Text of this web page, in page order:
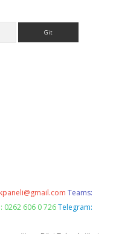
Teams:
0262 606 0 726 Telegram: